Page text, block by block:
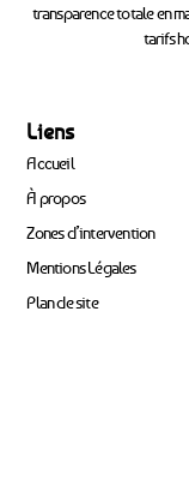
transparence totale en
tarifs
Liens
Accueil
À propos
Zones d’intervention
Mentions Légales
Plan de site